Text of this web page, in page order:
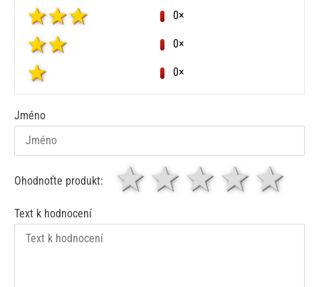
0×
0×
0×
Jméno
Ohodnoťte produkt: 4
3
2 hvězdy
1 hvězda
Text k hodnocení